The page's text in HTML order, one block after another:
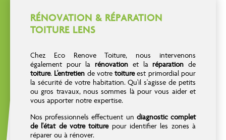
RÉNOVATION & RÉPARATION
TOITURE LENS
Chez Eco Renove Toiture, nous intervenons
également pour larénovation et laréparation de
toiture. L'entretien de votretoitureest primordial pour
la sécurité de votre habitation. Qu'il s'agisse de petits
ou gros travaux, nous sommes là pour vous aider et
vous apporter notre expertise.
Nos professionnels effectuent un diagnostic complet
de l'état de votre toiturepour identifier les zones à
réparer ou à rénover.